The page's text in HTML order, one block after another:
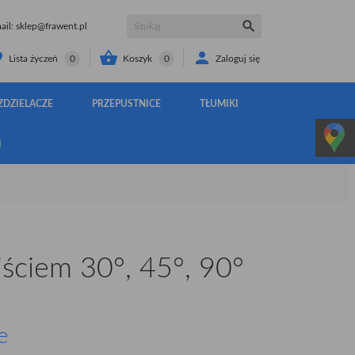
sklep@frawent.pl 
Lista życzeń 0  Koszyk 0  Zaloguj się
PRZEPUSTNICE TŁUMIKI
30°, 45°, 90°